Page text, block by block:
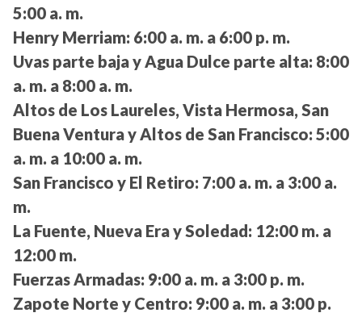
5:00 a. m.
Henry Merriam: 6:00 a. m. a 6:00 p. m.
Uvas parte baja y Agua Dulce parte alta: 8:00
a. m. a 8:00 a. m.
Altos de Los Laureles, Vista Hermosa, San
Buena Ventura y Altos de San Francisco: 5:00
a. m. a 10:00 a. m.
San Francisco y El Retiro: 7:00 a. m. a 3:00 a.
m.
La Fuente, Nueva Era y Soledad: 12:00 m. a
12:00 m.
Fuerzas Armadas: 9:00 a. m. a 3:00 p. m.
Zapote Norte y Centro: 9:00 a. m. a 3:00 p.